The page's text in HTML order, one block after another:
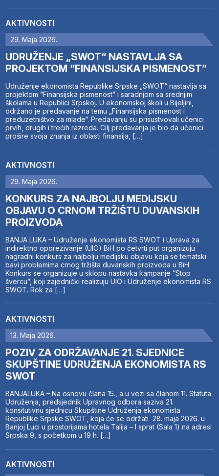
AKTIVNOSTI
29. Maja 2026.
UDRUŽENJE „SWOT“ NASTAVLJA SA
PROJEKTOM “FINANSIJSKA PISMENOST”
Udruženje ekonomista Republike Srpske „SWOT“ nastavlja sa
projektom “Finansijska pismenost” i saradnjom sa srednjim
školama u Republici Srpskoj. U ekonomskoj školi u Bijeljini,
održano je predavanje na temu „Finansijska pismenost i
preduzetništvo za mlade“. Predavanju su prisustvovali učenici
prvih, drugih i trećih razreda. Cilj predavanja je bio da učenici
prošire svoja znanja iz oblasti finansija, […]
AKTIVNOSTI
29. Maja 2026.
KONKURS ZA NAJBOLJU MEDIJSKU
OBJAVU O CRNOM TRŽIŠTU DUVANSKIH
PROIZVODA
BANJA LUKA – Udruženje ekonomista RS SWOT i Uprava za
indirektno oporezivanje (UIO) BiH po četvrti put organizuju
nagradni konkurs za najbolju medijsku objavu koja se tematski
bavi problemima crnog tržišta duvanskih proizvoda u BiH.
Konkurs se organizuje u sklopu nastavka kampanje “Stop
švercu”, koji zajednički realizuju UIO i Udruženje ekonomista RS
SWOT. Rok za […]
AKTIVNOSTI
13. Maja 2026.
POZIV ZA ODRŽAVANJE 21. SJEDNICE
SKUPŠTINE UDRUŽENJA EKONOMISTA RS
SWOT
BANJALUKA – Na osnovu člana 15., a u vezi sa članom 11. Statuta
Udruženja, predsjednik Upravnog odbora saziva 21.
konsitutivnu sjednicu Skupštine Udruženja ekonomista
Republike Srpske SWOT, koja će se održati 28. maja 2026. u
Banjoj Luci u prostorijama hotela Talija – I sprat (Sala 1) na adresi
Srpska 9, s početkom u 19 h. […]
AKTIVNOSTI